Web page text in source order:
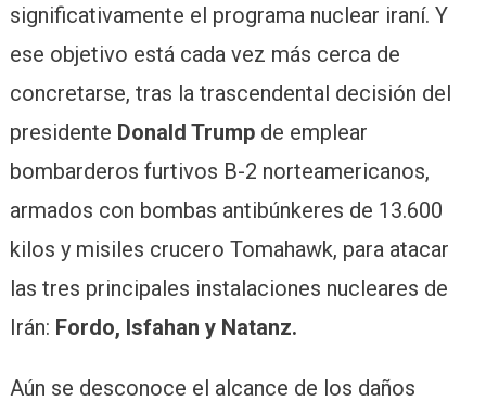
significativamente el programa nuclear iraní. Y
ese objetivo está cada vez más cerca de
concretarse, tras la trascendental decisión del
presidente Donald Trump de emplear
bombarderos furtivos B-2 norteamericanos,
armados con bombas antibúnkeres de 13.600
kilos y misiles crucero Tomahawk, para atacar
las tres principales instalaciones nucleares de
Irán: Fordo, Isfahan y Natanz.
Aún se desconoce el alcance de los daños